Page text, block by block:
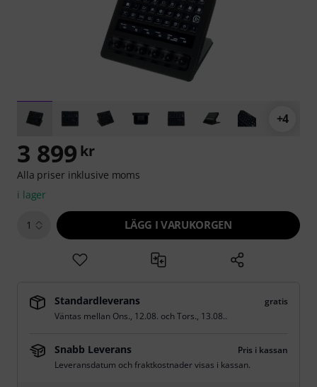
+4
3 899 kr
Alla priser inklusive moms
i lager
1 LÄGG I VARUKORGEN
Standardleverans
gratis
Väntas mellan Ons., 12.08. ochTors., 13.08..
Snabb Leverans
Pris i kassan
Leveransdatum och fraktkostnader visas i kassan.